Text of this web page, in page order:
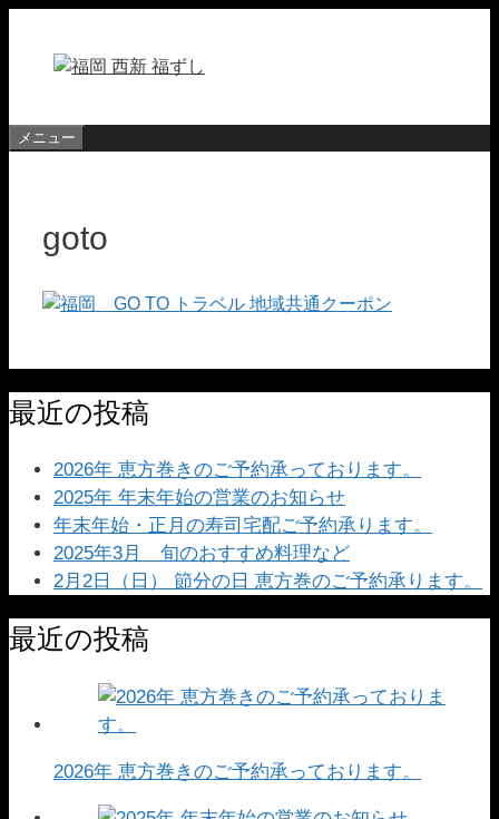
ツ
へ
メニュー
goto
最近の投稿
2026年 恵方巻きのご予約承っております。
2025年 年末年始の営業のお知らせ
年末年始・正月の寿司宅配ご予約承ります。
2025年3月 旬のおすすめ料理など
2月2日（日） 節分の日 恵方巻のご予約承ります。
最近の投稿
2026年 恵方巻きのご予約承っております。